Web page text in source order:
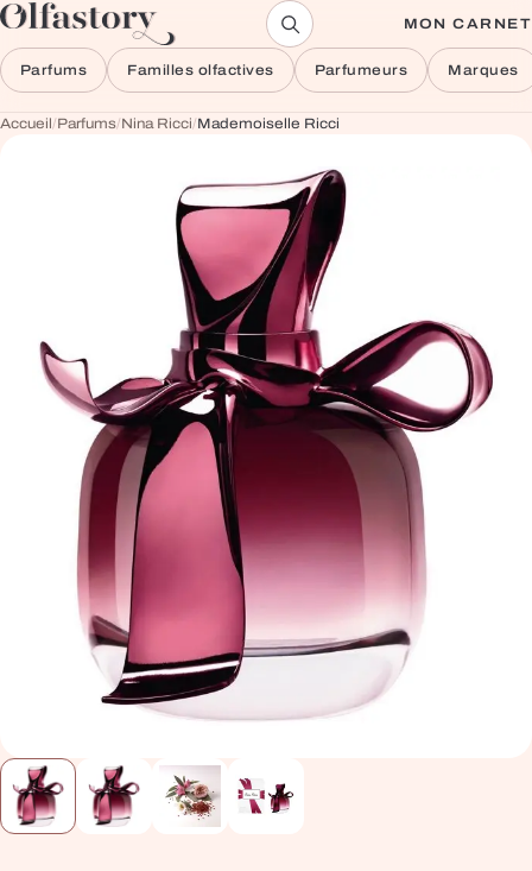
Aller au contenu MON CARNET
Parfums Familles olfactives Parfumeurs Marques
Accueil/Parfums/Nina Ricci/Mademoiselle Ricci